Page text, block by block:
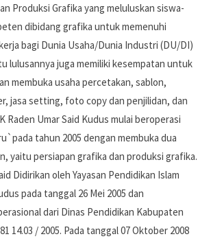
Produksi Grafika yang meluluskan siswa-
dibidang grafika untuk memenuhi
bagi Dunia Usaha/Dunia Industri (DU/DI)
lulusannya juga memiliki kesempatan untuk
membuka usaha percetakan, sablon,
jasa setting, foto copy dan penjilidan, dan
Raden Umar Said Kudus mulai beroperasi
tahun 2005 dengan membuka dua
yaitu persiapan grafika dan produksi grafika.
Didirikan oleh Yayasan Pendidikan Islam
pada tanggal 26 Mei 2005 dan
dari Dinas Pendidikan Kabupaten
14.03 / 2005. Pada tanggal 07 Oktober 2008